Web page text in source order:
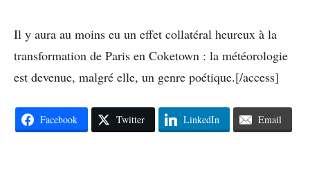
Il y aura au moins eu un effet collatéral heureux à la
transformation de Paris en Coketown : la météorologie
est devenue, malgré elle, un genre poétique.[/access]
Facebook Twitter LinkedIn Email